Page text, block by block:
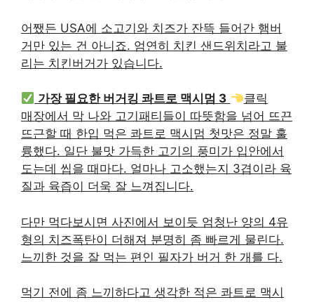
어쨌든 USA에 소고기와 치즈가 잔뜩 들어간 햄버
거만 있는 건 아니죠. 엄연히 치킨 샌드위치라고 불
리는 치킨버거가 있습니다.
가장 필요한 버거킹 콰트로 맥시멈 3
클릭
매장에서 막 나와 고기패티들이 따뜻함을 넘어 뜨끈
뜨근할 때 한입 먹은 콰트로 맥시멈 첫맛은 정말 훌
륭했다. 일단 불맛 가득한 고기의 풍미가 입안에서
도는데 씹을 때마다. 얼마나 고소했는지 3겹이라 육
질과 육즙이 더욱 잘 느껴집니다.
다만 먹다보시면 사진에서 보이듯 엄청난 양의 4유
형의 치즈폭탄이 더해져 분명히 좀 빠르게 물린다.
느끼한 것을 잘 먹는 편인 필자가 버거 한 개를 다.
먹기 전에 좀 느끼하다고 생각한 적은 콰트로 맥시